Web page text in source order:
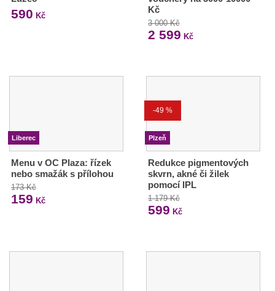
590 Kč
Kč
3 000 Kč
2 599 Kč
Liberec
Menu v OC Plaza: řízek
nebo smažák s přílohou
173 Kč
159 Kč
-49 %
Plzeň
Redukce pigmentových
skvrn, akné či žilek
pomocí IPL
1 179 Kč
599 Kč